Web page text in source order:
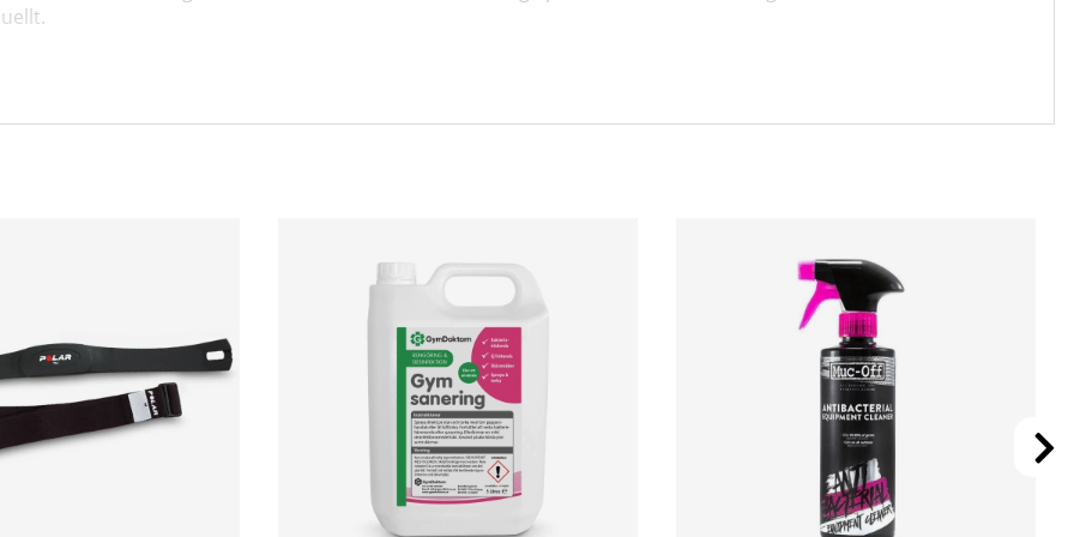
ger dig ett mer varierat träningspass. Med de 3 intervallprogrammen förbättrar du din kondition och sen finns